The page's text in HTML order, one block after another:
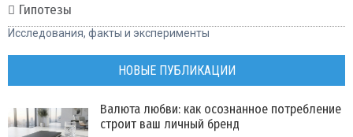
Гипотезы
Исследования, факты и эксперименты
НОВЫЕ ПУБЛИКАЦИИ
Валюта любви: как осознанное потребление
строит ваш личный бренд